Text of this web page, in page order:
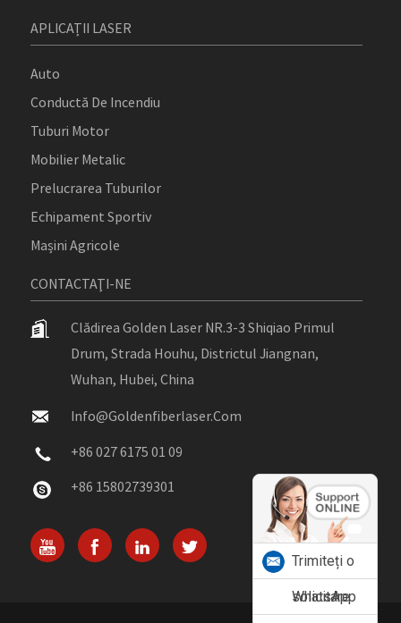
APLICAȚII LASER
Auto
Conductă De Incendiu
Tuburi Motor
Mobilier Metalic
Prelucrarea Tuburilor
Echipament Sportiv
Mașini Agricole
CONTACTAŢI-NE
Clădirea Golden Laser NR.3-3 Shiqiao Primul
Drum, Strada Houhu, Districtul Jiangnan,
Wuhan, Hubei, China
Info@goldenfiberlaser.com
+86 027 6175 01 09
+86 15802739301
Trimiteți o
solicitare
WhatsApp